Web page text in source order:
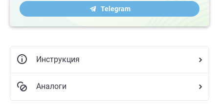
Telegram
Инструкция
Аналоги